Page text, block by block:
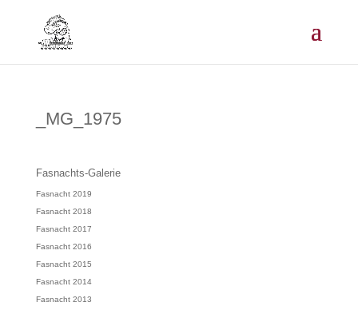
_MG_1975
Fasnachts-Galerie
Fasnacht 2019
Fasnacht 2018
Fasnacht 2017
Fasnacht 2016
Fasnacht 2015
Fasnacht 2014
Fasnacht 2013